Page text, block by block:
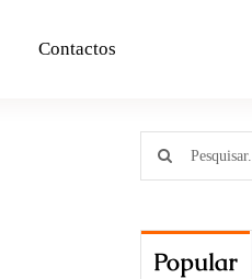
Contactos
Popular